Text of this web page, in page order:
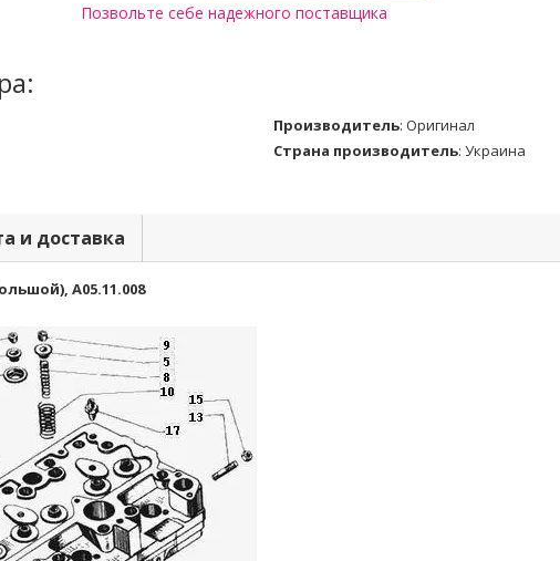
Позвольте себе надежного поставщика
Производитель: Оригинал
Страна производитель: Украина
и доставка
А05.11.008